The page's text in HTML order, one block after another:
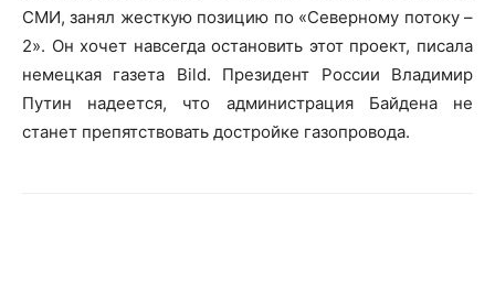
СМИ, занял жесткую позицию по «Северному потоку –
2». Он хочет навсегда остановить этот проект, писала
немецкая газета Bild. Президент России Владимир
Путин надеется, что администрация Байдена не
станет препятствовать достройке газопровода.